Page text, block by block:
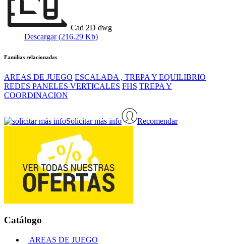
Cad 2D dwg
Descargar (216.29 Kb)
Familias relacionadas
AREAS DE JUEGO ESCALADA , TREPA Y EQUILIBRIO
REDES PANELES VERTICALES FHS TREPA Y
COORDINACION
Solicitar más info Recomendar
Catálogo
AREAS DE JUEGO